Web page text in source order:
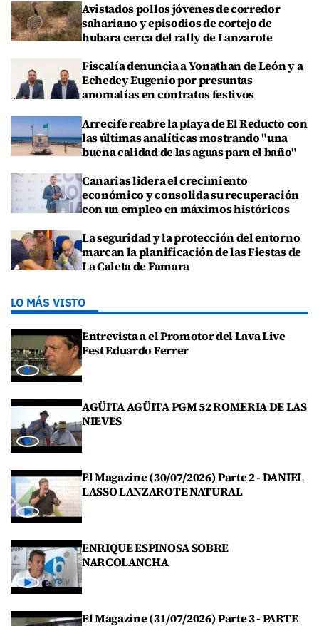
Avistados pollos jóvenes de corredor
sahariano y episodios de cortejo de
hubara cerca del rally de Lanzarote
Fiscalía denuncia a Yonathan de León y a
Echedey Eugenio por presuntas
anomalías en contratos festivos
Arrecife reabre la playa de El Reducto con
las últimas analíticas mostrando "una
buena calidad de las aguas para el baño"
Canarias lidera el crecimiento
económico y consolida su recuperación
con un empleo en máximos históricos
La seguridad y la protección del entorno
marcan la planificación de las Fiestas de
La Caleta de Famara
LO MÁS VISTO
Entrevista a el Promotor del Lava Live
Fest Eduardo Ferrer
AGÜITA AGÜITA PGM 52 ROMERIA DE LAS
NIEVES
El Magazine (30/07/2026) Parte 2 - DANIEL
LASSO LANZAROTE NATURAL
ENRIQUE ESPINOSA SOBRE
NARCOLANCHA
El Magazine (31/07/2026) Parte 3 - PARTE